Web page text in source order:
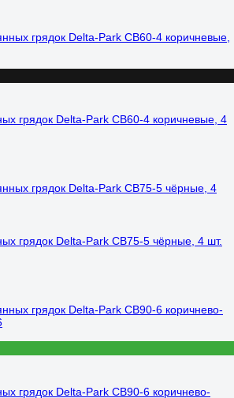
грядок Delta-Park CB60-4 коричневые, 4
грядок Delta-Park CB75-5 чёрные, 4 шт.
грядок Delta-Park CB90-6 коричнево-